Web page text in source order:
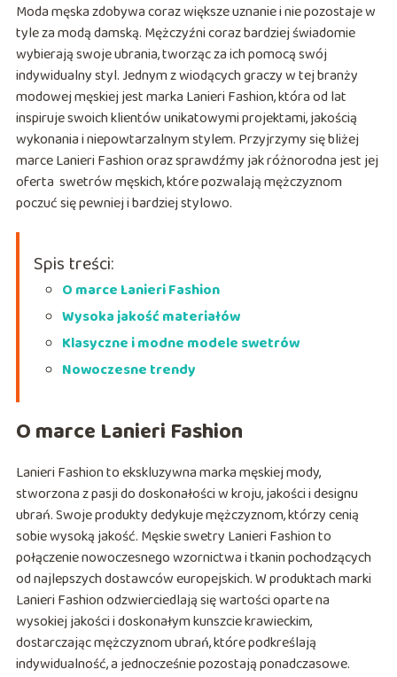
Moda męska zdobywa coraz większe uznanie i nie pozostaje w
tyle za modą damską. Mężczyźni coraz bardziej świadomie
wybierają swoje ubrania, tworząc za ich pomocą swój
indywidualny styl. Jednym z wiodących graczy w tej branży
modowej męskiej jest marka Lanieri Fashion, która od lat
inspiruje swoich klientów unikatowymi projektami, jakością
wykonania i niepowtarzalnym stylem. Przyjrzymy się bliżej
marce Lanieri Fashion oraz sprawdźmy jak różnorodna jest jej
oferta swetrów męskich, które pozwalają mężczyznom
poczuć się pewniej i bardziej stylowo.
Spis treści:
O marce Lanieri Fashion
Wysoka jakość materiałów
Klasyczne i modne modele swetrów
Nowoczesne trendy
O marce Lanieri Fashion
Lanieri Fashion to ekskluzywna marka męskiej mody,
stworzona z pasji do doskonałości w kroju, jakości i designu
ubrań. Swoje produkty dedykuje mężczyznom, którzy cenią
sobie wysoką jakość. Męskie swetry Lanieri Fashion to
połączenie nowoczesnego wzornictwa i tkanin pochodzących
od najlepszych dostawców europejskich. W produktach marki
Lanieri Fashion odzwierciedlają się wartości oparte na
wysokiej jakości i doskonałym kunszcie krawieckim,
dostarczając mężczyznom ubrań, które podkreślają
indywidualność, a jednocześnie pozostają ponadczasowe.